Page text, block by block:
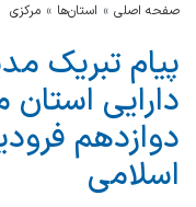
صفحه اصلی استان‌ها مركزي
پیام تبریک
دارایی
دوازدهم
اسلامی